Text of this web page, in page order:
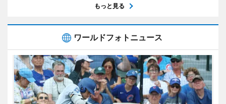
もっと見る
ワールドフォトニュース